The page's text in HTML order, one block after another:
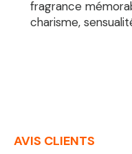
fragrance
charisme,
AVIS CLIENTS